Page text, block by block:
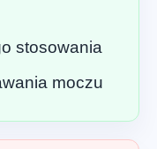
stosowania
moczu